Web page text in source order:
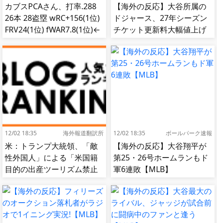
カブスPCAさん、打率.288
26本 28盗塁 wRC+156(1位)
FRV24(1位) fWAR7.8(1位)←
【海外の反応】大谷所属の
ドジャース、27年シーズン
チケット更新料大幅値上げ
12/02 18:35 海外報道翻訳所
米：トランプ大統領、「敵
性外国人」による「米国籍
目的の出産ツーリズム禁止
へ[海外の反応]
12/02 18:35 ボールパーク速報
【海外の反応】大谷翔平が
第25・26号ホームランもド
軍6連敗【MLB】